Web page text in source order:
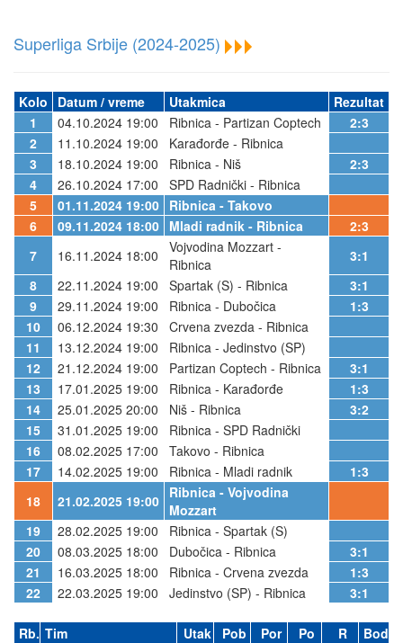
Superliga Srbije (2024-2025)
Kolo Datum / vreme Utakmica
Rezultat
1
04.10.2024 19:00 Ribnica - Partizan Coptech
2:3
2
11.10.2024 19:00
Karađorđe - Ribnica
3
18.10.2024 19:00 Ribnica - Niš
2:3
4
26.10.2024 17:00
SPD Radnički - Ribnica
5
01.11.2024 19:00 Ribnica - Takovo
6
09.11.2024 18:00 Mladi radnik - Ribnica
2:3
7
16.11.2024 18:00
Vojvodina Mozzart -
Ribnica
3:1
8
22.11.2024 19:00 Spartak (S) - Ribnica
3:1
9
29.11.2024 19:00 Ribnica - Dubočica
1:3
10
06.12.2024 19:30
Crvena zvezda - Ribnica
11
13.12.2024 19:00
Ribnica - Jedinstvo (SP)
12
21.12.2024 19:00 Partizan Coptech - Ribnica
3:1
13
17.01.2025 19:00 Ribnica - Karađorđe
1:3
14
25.01.2025 20:00 Niš - Ribnica
3:2
15
31.01.2025 19:00
Ribnica - SPD Radnički
16
08.02.2025 17:00
Takovo - Ribnica
17
14.02.2025 19:00 Ribnica - Mladi radnik
1:3
18
21.02.2025 19:00 Ribnica - Vojvodina
Mozzart
19
28.02.2025 19:00
Ribnica - Spartak (S)
20
08.03.2025 18:00 Dubočica - Ribnica
3:1
21
16.03.2025 18:00 Ribnica - Crvena zvezda
1:3
22
22.03.2025 19:00 Jedinstvo (SP) - Ribnica 3:1
Rb. Tim Utak Pob Por Po R
Bod